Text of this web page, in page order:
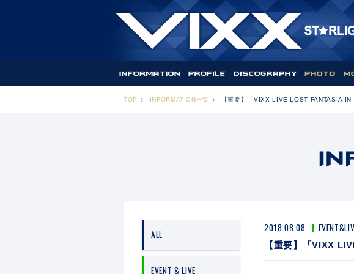
TOP INFORMATION一覧 【重要】「VIXX LIVE LOST FANTASIA IN
ALL
EVENT & LIVE
2018.08.08
【重要】「VIXX